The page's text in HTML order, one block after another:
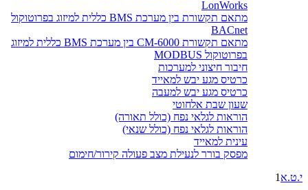
LonWorks
מתאם תקשורת בין מערכת BMS כללית למיזוג בפרוטוקול
BACnet
מתאם תקשורת CM-6000 בין מערכת BMS כללית למיזוג
בפרוטוקול MODBUS
חיבור חיצוני למערכות
כרטיס מגע יבש למאייד
כרטיס מגע יבש למעבה
שעון שבת אלחוטי
הוראות לגלאי נפח (כולל תאורה)
הוראות לגלאי נפח (כולל שנאי)
עינית למאייד
מפסק בורר לנעילת מצב פעולה קירור/חימום
י.ט.א 1